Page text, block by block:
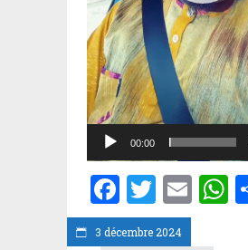
3 décembre 2024
00:00
Facebook